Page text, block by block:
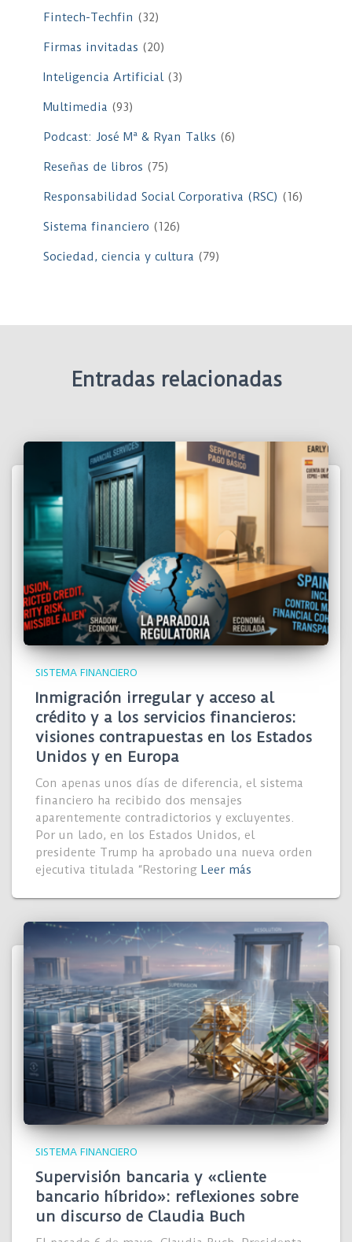
Fintech-Techfin (32)
Firmas invitadas (20)
Inteligencia Artificial(3)
Multimedia (93)
Podcast: José Mª & Ryan Talks (6)
Reseñas de libros (75)
Responsabilidad Social Corporativa (RSC) (16)
Sistema financiero (126)
Sociedad, ciencia y cultura (79)
Entradas relacionadas
SISTEMA FINANCIERO
Inmigración irregular y acceso al
crédito y a los servicios financieros:
visiones contrapuestas en los Estados
Unidos y en Europa
Con apenas unos días de diferencia, el sistema
financiero ha recibido dos mensajes
aparentemente contradictorios y excluyentes.
Por un lado, en los Estados Unidos, el
presidente Trump ha aprobado una nueva orden
ejecutiva titulada “Restoring Leer más
SISTEMA FINANCIERO
Supervisión bancaria y «cliente
bancario híbrido»: reflexiones sobre
un discurso de Claudia Buch